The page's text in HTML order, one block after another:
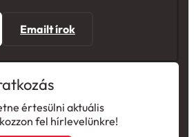
Emailt írok
értesülni aktuális
fel hírlevelünkre!